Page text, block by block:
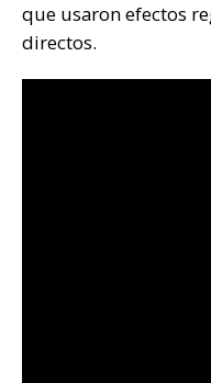
que usaron efectos
directos.